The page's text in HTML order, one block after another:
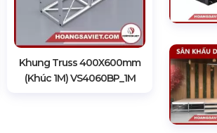
Khung Truss 400X600mm
(Khúc 1M) VS4060BP_1M